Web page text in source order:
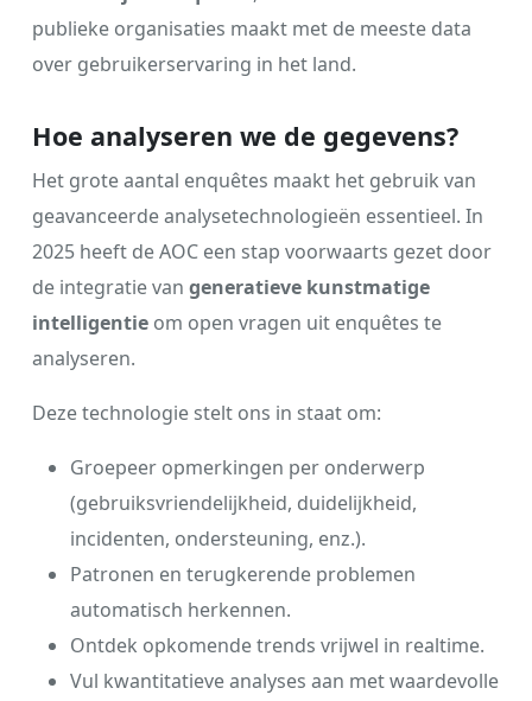
publieke organisaties maakt met de meeste data
over gebruikerservaring in het land.
Hoe analyseren we de gegevens?
Het grote aantal enquêtes maakt het gebruik van
geavanceerde analysetechnologieën essentieel. In
2025 heeft de AOC een stap voorwaarts gezet door
de integratie van generatieve kunstmatige
intelligentie om open vragen uit enquêtes te
analyseren.
Deze technologie stelt ons in staat om:
Groepeer opmerkingen per onderwerp
(gebruiksvriendelijkheid, duidelijkheid,
incidenten, ondersteuning, enz.).
Patronen en terugkerende problemen
automatisch herkennen.
Ontdek opkomende trends vrijwel in realtime.
Vul kwantitatieve analyses aan met waardevolle